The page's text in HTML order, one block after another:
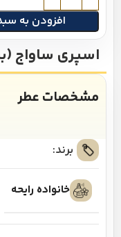
افزودن به
اسپری ساواج
مشخصات عطر
برند:
خانواده رایحه